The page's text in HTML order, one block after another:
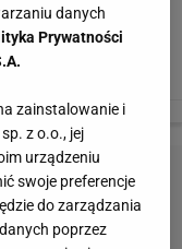
danych
Prywatności
zainstalowanie i
z o.o., jej
urządzeniu
swoje preferencje
do zarządzania
poprzez